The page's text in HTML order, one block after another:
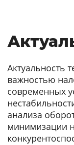
Актуальность
важностью
современных
анализа
минимизации